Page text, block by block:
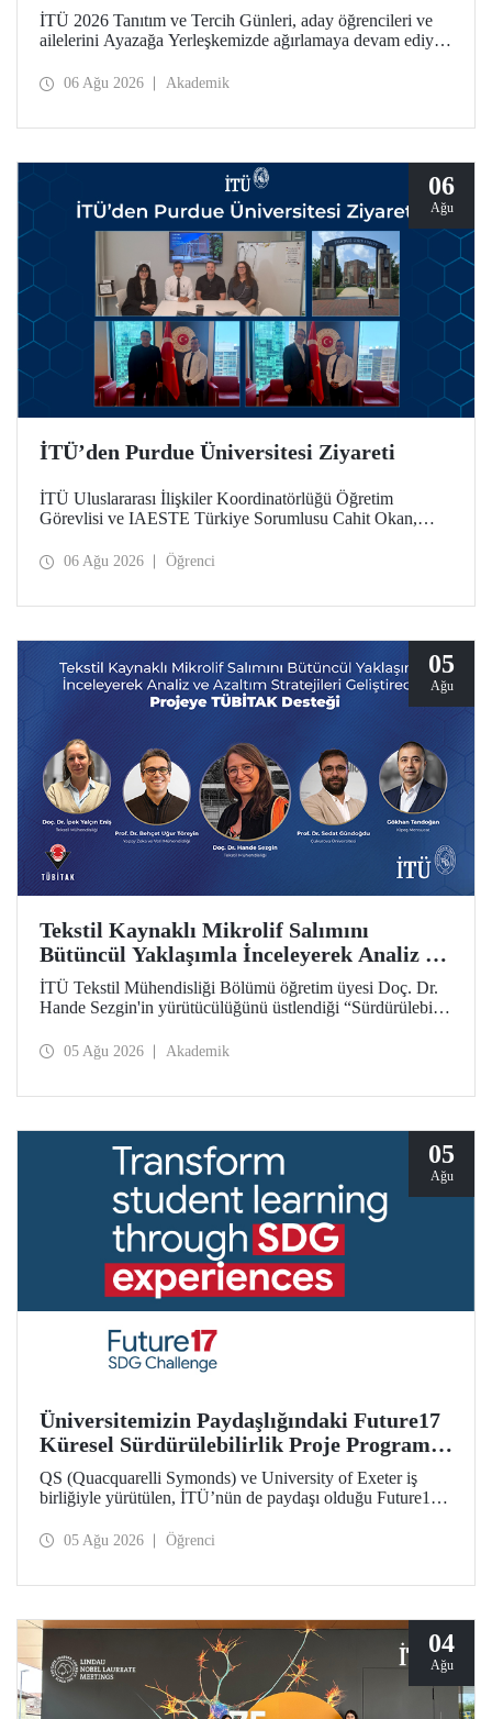
İTÜ 2026 Tanıtım ve Tercih Günleri, aday öğrencileri ve
ailelerini Ayazağa Yerleşkemizde ağırlamaya devam ediyor.
ilgili fakülte ve birimler adaylara bilgi vermeye devam
06 Ağu 2026 Akademik
06
Ağu
İTÜ’den Purdue Üniversitesi Ziyareti
İTÜ Uluslararası İlişkiler Koordinatörlüğü Öğretim
Görevlisi ve IAESTE Türkiye Sorumlusu Cahit Okan,
Temmuz tarihlerinde ABD’de dünyanın önde gelen
06 Ağu 2026 Öğrenci
05
Ağu
Tekstil Kaynaklı Mikrolif Salımını
Bütüncül Yaklaşımla İnceleyerek Analiz ve
Azaltım Stratejileri Geliştirecek Projeye
TÜBİTAK Desteği
İTÜ Tekstil Mühendisliği Bölümü öğretim üyesi Doç. Dr.
Hande Sezgin'in yürütücülüğünü üstlendiği “Sürdürülebilir
Koşullarına Bağlı Mikrolif Salımı: Aşınma, UV Maruziyeti
kapsamında desteklenmeye hak kazandı.
05 Ağu 2026 Akademik
05
Ağu
Üniversitemizin Paydaşlığındaki Future17
Küresel Sürdürülebilirlik Proje Programı,
Öğrencilerimizin Başvurularını Bekliyor
QS (Quacquarelli Symonds) ve University of Exeter iş
birliğiyle yürütülen, İTÜ’nün de paydaşı olduğu Future17
öğrenci başvuruları açıldı. Başvurular için son gün 31
05 Ağu 2026 Öğrenci
04
Ağu